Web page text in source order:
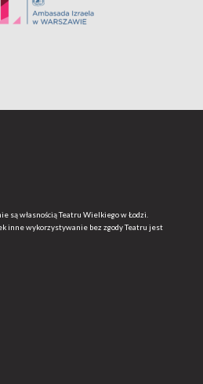
własnością Teatru Wielkiego w Łodzi.
inne wykorzystywanie bez zgody Teatru jest